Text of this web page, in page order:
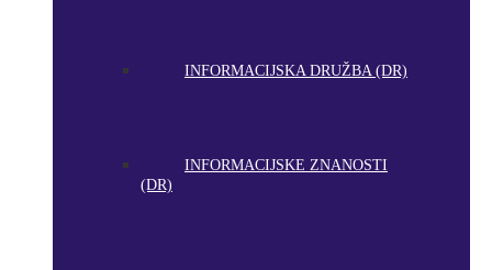
INFORMACIJSKA DRUŽBA (DR)
INFORMACIJSKE ZNANOSTI
(DR)